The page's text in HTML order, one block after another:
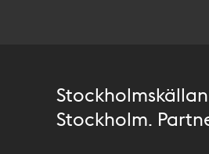
Stockholm.